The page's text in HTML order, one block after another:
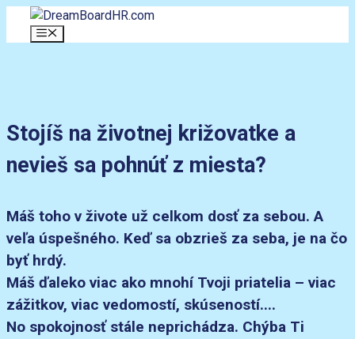
Preskočiť
Menu
Stojíš na životnej križovatke a
nevieš sa pohnúť z miesta?
Máš toho v živote už celkom dosť za sebou. A
veľa úspešného. Keď sa obzrieš za seba, je na čo
byť hrdý.
Máš ďaleko viac ako mnohí Tvoji priatelia – viac
zážitkov, viac vedomostí, skúseností....
No spokojnosť stále neprichádza. Chýba Ti